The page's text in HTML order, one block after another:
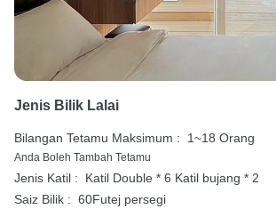
Jenis Bilik Lalai
Bilangan Tetamu Maksimum : 1~18 Orang
Anda Boleh Tambah Tetamu
Jenis Katil : Katil Double * 6 Katil bujang * 2
Saiz Bilik : 60Futej persegi